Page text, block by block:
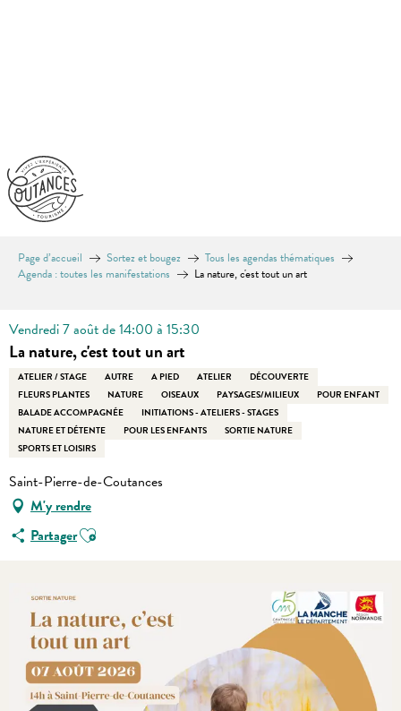
Page d’accueil Sortez et bougez
Tous les agendas thématiques
Agenda : toutes les manifestations
La nature, c'est tout un art
Vendredi 7 août de 14:00 à 15:30
La nature, c'est tout un art
ATELIER / STAGE AUTRE A PIED ATELIER
DÉCOUVERTE
FLEURS PLANTES
NATURE OISEAUX PAYSAGES/MILIEUX
POUR ENFANT
BALADE ACCOMPAGNÉE
INITIATIONS - ATELIERS - STAGES
NATURE ET DÉTENTE
POUR LES ENFANTS
SORTIE NATURE
SPORTS ET LOISIRS
Saint-Pierre-de-Coutances
M'y rendre
PartagerAjouter aux favoris